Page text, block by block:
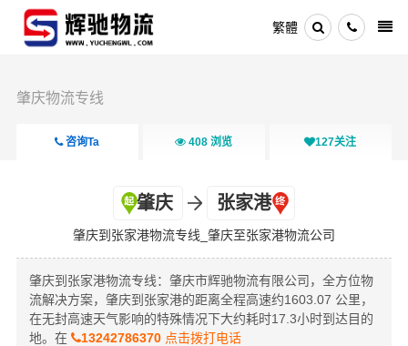
繁體
肇庆物流专线
咨询Ta 408 浏览 127关注
肇庆 张家港
肇庆到张家港物流专线_肇庆至张家港物流公司
肇庆到张家港物流专线：肇庆市辉驰物流有限公司，全方位物
流解决方案，肇庆到张家港的距离全程高速约1603.07 公里，
在无封高速天气影响的特殊情况下大约耗时17.3小时到达目的
地。在
13242786370点击拨打电话